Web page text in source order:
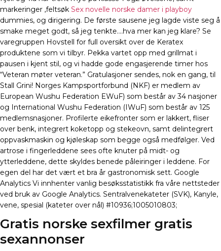
markeringer ,feltsøk Sex novelle norske damer i playboy
dummies, og dirigering. De første sausene jeg lagde viste seg å
smake meget godt, så jeg tenkte….hva mer kan jeg klare? Se
varegruppen Hovstell for full oversikt over de Keratex
produktene som vi tilbyr. Pekka vartet opp med grillmat i
pausen i kjent stil, og vi hadde gode engasjerende timer hos
“Veteran møter veteran.” Gratulasjoner sendes, nok en gang, til
Stall Grini! Norges Kampsportforbund (NKF) er medlem av
European Wushu Federation EWuF) som består av 34 nasjoner
og International Wushu Federation (IWuF) som består av 125
medlemsnasjoner. Profilerte eikefronter som er lakkert, fliser
over benk, integrert koketopp og stekeovn, samt delintegrert
oppvaskmaskin og kjøleskap som begge også medfølger. Ved
artrose i fingerleddene sees ofte knuter på midt- og
ytterleddene, dette skyldes benede påleiringer i leddene. For
egen del har det vært et bra år gastronomisk sett. Google
Analytics Vi innhenter vanlig besøksstatistikk fra våre nettsteder
ved bruk av Google Analytics. Sentralvenekateter (SVK), Kanyle,
vene, spesial (kateter over nål) #10936;1005010803;
Gratis norske sexfilmer gratis
sexannonser